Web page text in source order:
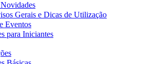
Gerais e Dicas de Utilização
Eventos
para Iniciantes